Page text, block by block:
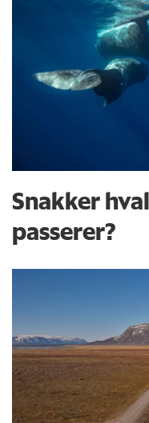
Snakker
passerer?